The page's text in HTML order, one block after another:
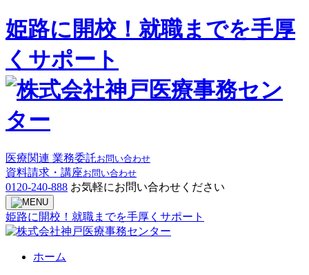
姫路に開校！就職までを手厚
くサポート
医療関連 業務委託お問い合わせ
資料請求・講座お問い合わせ
0120-240-888 お気軽にお問い合わせください
姫路に開校！就職までを手厚くサポート
ホーム